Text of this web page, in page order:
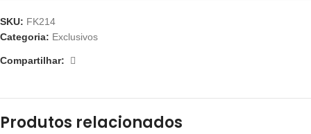
SKU: FK214
Categoria: Exclusivos
Compartilhar:
Produtos relacionados